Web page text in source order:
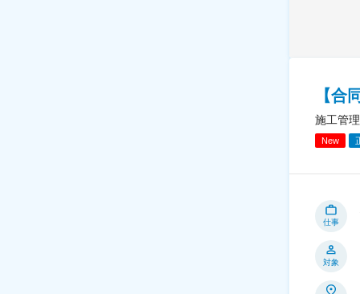
【合
施工管
New
仕事
対象